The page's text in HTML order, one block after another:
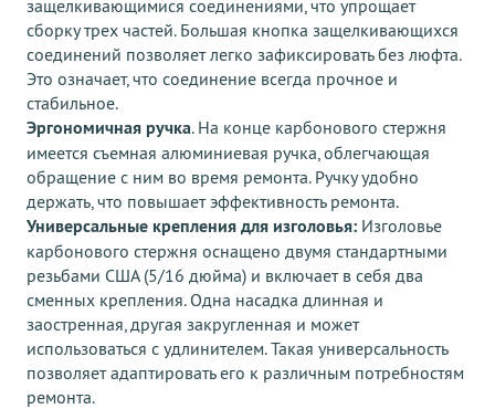
защелкивающимися соединениями, что упрощает
сборку трех частей. Большая кнопка защелкивающихся
соединений позволяет легко зафиксировать без люфта.
Это означает, что соединение всегда прочное и
стабильное.
Эргономичная ручка. На конце карбонового стержня
имеется съемная алюминиевая ручка, облегчающая
обращение с ним во время ремонта. Ручку удобно
держать, что повышает эффективность ремонта.
Универсальные крепления для изголовья: Изголовье
карбонового стержня оснащено двумя стандартными
резьбами США (5/16 дюйма) и включает в себя два
сменных крепления. Одна насадка длинная и
заостренная, другая закругленная и может
использоваться с удлинителем. Такая универсальность
позволяет адаптировать его к различным потребностям
ремонта.